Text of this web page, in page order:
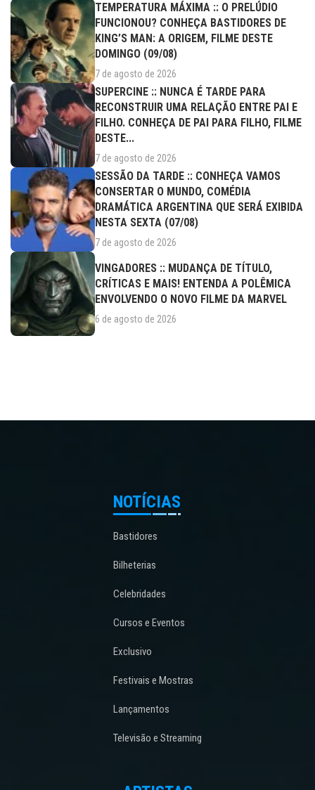
TEMPERATURA MÁXIMA :: O PRELÚDIO
FUNCIONOU? CONHEÇA BASTIDORES DE
KING’S MAN: A ORIGEM, FILME DESTE
DOMINGO (09/08)
7 de agosto de 2026
SUPERCINE :: NUNCA É TARDE PARA
RECONSTRUIR UMA RELAÇÃO ENTRE PAI E
FILHO. CONHEÇA DE PAI PARA FILHO, FILME
DESTE...
7 de agosto de 2026
SESSÃO DA TARDE :: CONHEÇA VAMOS
CONSERTAR O MUNDO, COMÉDIA
DRAMÁTICA ARGENTINA QUE SERÁ EXIBIDA
NESTA SEXTA (07/08)
7 de agosto de 2026
VINGADORES :: MUDANÇA DE TÍTULO,
CRÍTICAS E MAIS! ENTENDA A POLÊMICA
ENVOLVENDO O NOVO FILME DA MARVEL
6 de agosto de 2026
NOTÍCIAS
Bastidores
Bilheterias
Celebridades
Cursos e Eventos
Exclusivo
Festivais e Mostras
Lançamentos
Televisão e Streaming